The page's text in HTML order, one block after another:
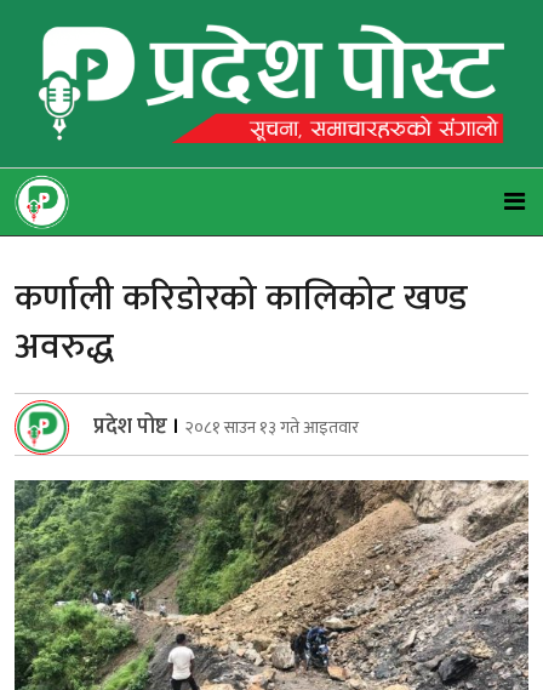
कर्णाली करिडोरको कालिकोट खण्ड
अवरुद्ध
प्रदेश पोष्ट । २०८१ साउन १३ गते आइतवार